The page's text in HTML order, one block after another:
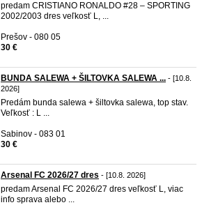
predam CRISTIANO RONALDO #28 – SPORTING
2002/2003 dres veľkosť L, ...
Prešov - 080 05
30 €
BUNDA SALEWA + ŠILTOVKA SALEWA ... - [10.8.
2026]
Predám bunda salewa + šiltovka salewa, top stav.
Veľkosť : L ...
Sabinov - 083 01
30 €
Arsenal FC 2026/27 dres - [10.8. 2026]
predam Arsenal FC 2026/27 dres veľkosť L, viac
info sprava alebo ...